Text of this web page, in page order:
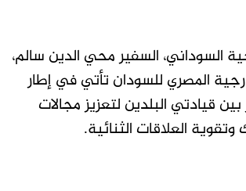
السوداني، السفير محي الدين سالم،
المصري للسودان تأتي في إطار
بين قيادتي البلدين لتعزيز مجالات
العلاقات الثنائية.